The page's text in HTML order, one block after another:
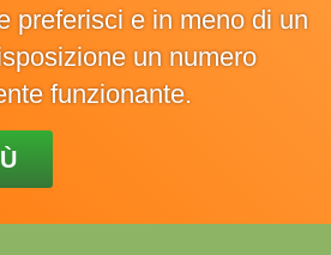
preferisci e in meno di un
un numero
funzionante.